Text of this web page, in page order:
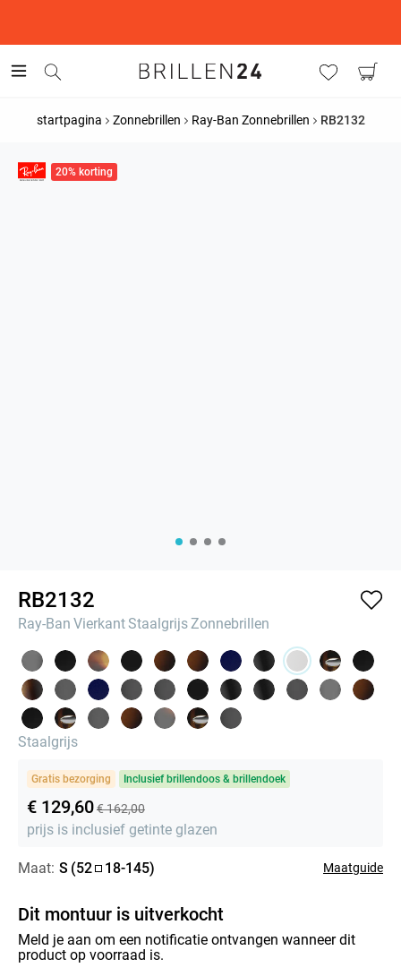
startpagina Zonnebrillen Ray-Ban Zonnebrillen RB2132
20% korting
RB2132
Ray-Ban Vierkant StaalgrijsZonnebrillen
Staalgrijs
Gratis bezorging Inclusief brillendoos & brillendoek
€ 129,60€ 162,00
prijs is inclusief getinte glazen
Maat: S (52 18-145) Maatguide
Dit montuur is uitverkocht
Meld je aan om een notificatie ontvangen wanneer dit
product op voorraad is.